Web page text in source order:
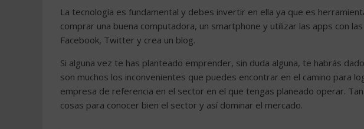
La tecnología es fundamental y debes invertir en ella ya que es
comprar una buena computadora, un smartphone y utilizar las apps con
Facebook, Twitter y crea un blog.
Si alguna vez te has planteado emprender, sin duda alguna, te habrás
son muchos los inconvenientes que puedes encontrar en el camino para
empresa de referencia en el sector en el que tengas planeado operar.
cosas para conocer bien el sector y así dominar el mercado.